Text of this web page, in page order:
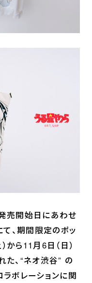
売開始日にあわせ
、期間限定のポッ
から11月6日（日）
、“ネオ渋谷” の
ボレーションに関